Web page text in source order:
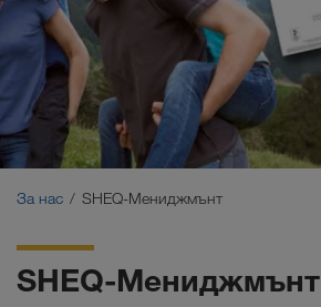
SHEQ-Мениджмънт
Социална отговорност
Сертификати
Compliance
За нас SHEQ-Мениджмънт
SHEQ-Мениджмънт